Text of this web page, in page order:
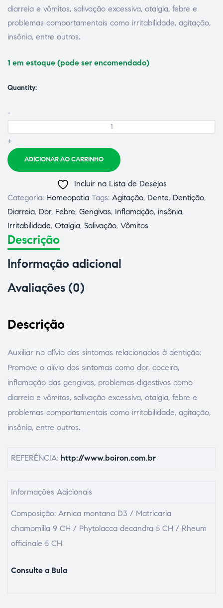
diarreia e vômitos, salivação excessiva, otalgia, febre e
problemas comportamentais como irritabilidade, agitação,
insônia, entre outros.
1 em estoque (pode ser encomendado)
Quantity:
-
+
ADICIONAR AO CARRINHO
Incluir na Lista de Desejos
Categoria: Homeopatia Tags: Agitação, Dente, Dentição,
Diarreia, Dor, Febre, Gengivas, Inflamação, insônia,
Irritabilidade, Otalgia, Salivação, Vômitos
Descrição
Informação adicional
Avaliações (0)
Descrição
Auxiliar no alívio dos sintomas relacionados à dentição:
Promove o alívio dos sintomas como dor, coceira,
inflamação das gengivas, problemas digestivos como
diarreia e vômitos, salivação excessiva, otalgia, febre e
problemas comportamentais como irritabilidade, agitação,
insônia, entre outros.
REFERÊNCIA: http://www.boiron.com.br
Informações Adicionais
Composição: Arnica montana D3 / Matricaria
chamomilla 9 CH / Phytolacca decandra 5 CH / Rheum
officinale 5 CH
Consulte a Bula